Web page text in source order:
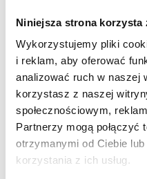
Niniejsza strona korzysta
Wykorzystujemy pliki
i reklam, aby oferować
analizować ruch w naszej
korzystasz z naszej
społecznościowym,
Partnerzy mogą połączyć
otrzymanymi od Ciebie
korzystania z ich usług.
naturale . Kolor beżowy w
grochy, wykonane
tkanina z bawełny
i
doskonale oddychająca,
niezwykle komfortowa w
Cechy:tkanina
podszewki. Jest nieco
koszulowe, mięsista,
się miękko. Choć jest
szerokości, dając